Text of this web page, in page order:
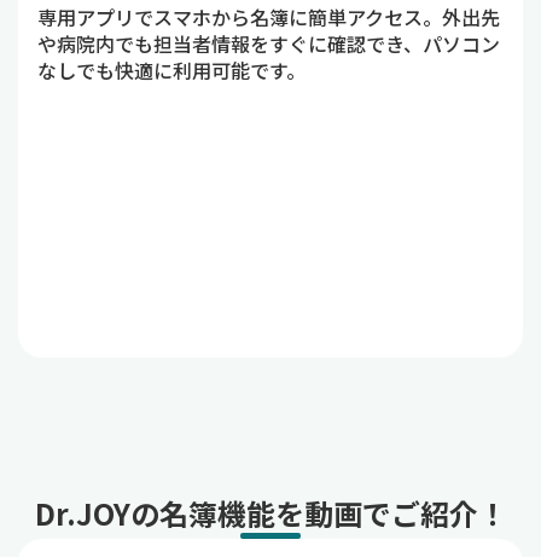
専用アプリでスマホから名簿に簡単アクセス。外出先
や病院内でも担当者情報をすぐに確認でき、パソコン
なしでも快適に利用可能です。
Dr.JOYの名簿機能を動画でご紹介！